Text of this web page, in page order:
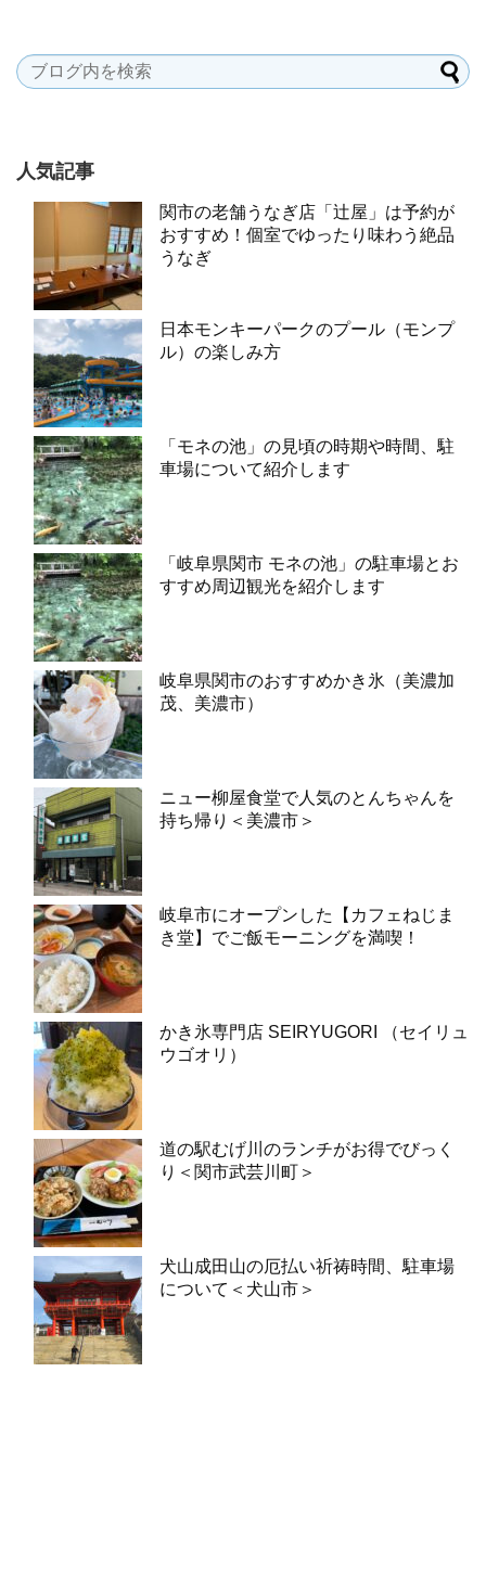
人気記事
関市の老舗うなぎ店「辻屋」は予約が
おすすめ！個室でゆったり味わう絶品
うなぎ
日本モンキーパークのプール（モンプ
ル）の楽しみ方
「モネの池」の見頃の時期や時間、駐
車場について紹介します
「岐阜県関市 モネの池」の駐車場とお
すすめ周辺観光を紹介します
岐阜県関市のおすすめかき氷（美濃加
茂、美濃市）
ニュー柳屋食堂で人気のとんちゃんを
持ち帰り＜美濃市＞
岐阜市にオープンした【カフェねじま
き堂】でご飯モーニングを満喫！
かき氷専門店 SEIRYUGORI （セイリュ
ウゴオリ）
道の駅むげ川のランチがお得でびっく
り＜関市武芸川町＞
犬山成田山の厄払い祈祷時間、駐車場
について＜犬山市＞